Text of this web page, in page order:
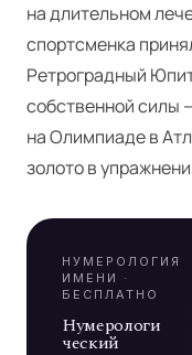
на длительном
спортсменка
Ретроградный
собственной силы
на Олимпиаде в
золото в
НУМЕРОЛОГИЯ
ИМЕНИ ·
БЕСПЛАТНО
Нумерологи
ческий